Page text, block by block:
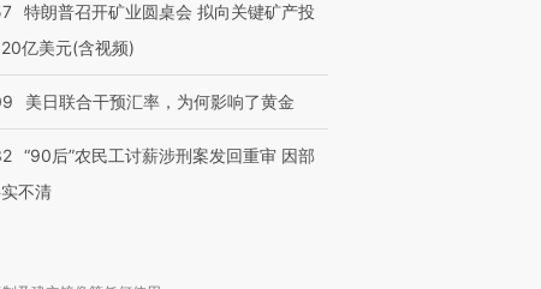
特朗普召开矿业圆桌会 拟向关键矿产投
亿美元(含视频)
美日联合干预汇率，为何影响了黄金
“90后”农民工讨薪涉刑案发回重审 因部
不清